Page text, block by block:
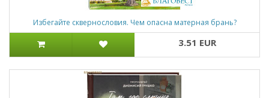
Избегайте сквернословия. Чем опасна матерная брань?
3.51 EUR